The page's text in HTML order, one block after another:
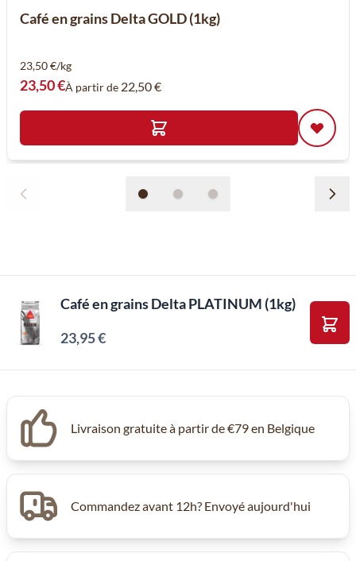
Café en grains Delta GOLD (1kg)
23,50 €/kg
23,50 €À partir de 22,50 €
Café en grains Delta PLATINUM (1kg)
23,95 €
Livraison gratuite à partir de €79 en Belgique
Commandez avant 12h? Envoyé aujourd'hui